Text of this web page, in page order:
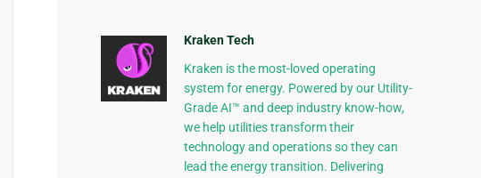
Kraken Tech
Kraken is the most-loved operating
system for energy. Powered by our Utility-
Grade AI™ and deep industry know-how,
we help utilities transform their
technology and operations so they can
lead the energy transition. Delivering